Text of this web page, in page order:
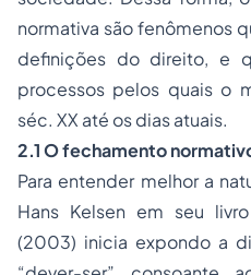
normativa são fenômenos
definições do direito, e
processos pelos quais o
séc. XX até os dias atuais.
2.1 O fechamento
Para entender melhor a
Hans Kelsen em seu
(2003) inicia expondo a